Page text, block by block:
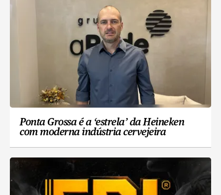
Ponta Grossa é a ‘estrela’ da Heineken
com moderna indústria cervejeira